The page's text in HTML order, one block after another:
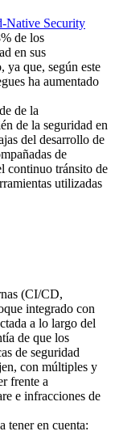
Native Security
de los
en sus
ya que, según este
ha aumentado
de la
de la seguridad en
del desarrollo de
de
continuo tránsito de
utilizadas
(CI/CD,
integrado con
a lo largo del
de que los
de seguridad
con múltiples y
frente a
e infracciones de
tener en cuenta: